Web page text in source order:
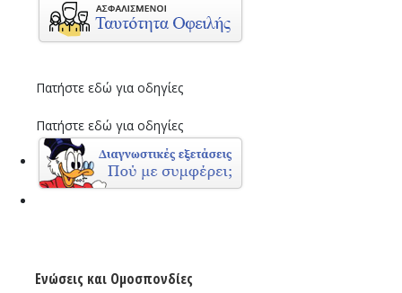
Πατήστε εδώ για οδηγίες
Πατήστε εδώ για οδηγίες
Ενώσεις και Ομοσπονδίες